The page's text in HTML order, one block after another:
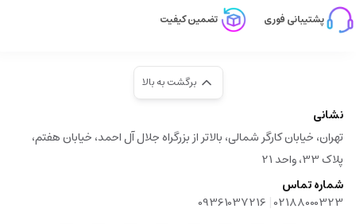
پشتیبانی فوری تضمین کیفیت
برگشت به بالا
نشانی
تهران، خیابان کارگر شمالی، بالاتر از بزرگراه جلال آل احمد، خیابان هفتم،
پلاک 33، واحد 21
شماره تماس
02188000323
|
09361037216